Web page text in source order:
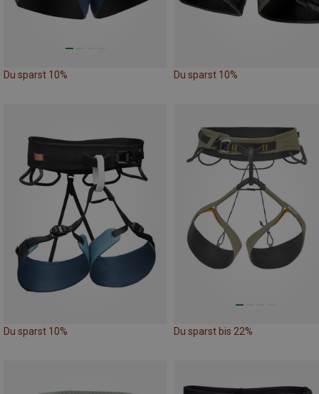
Du sparst 10% Du sparst 10%
Du sparst 10% Du sparst bis 22%